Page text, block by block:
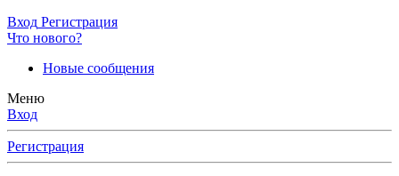
Вход Регистрация
Что нового?
Новые сообщения
Меню
Вход
Регистрация